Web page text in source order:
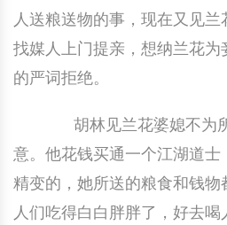
人送粮送物的事，现在又见
找媒人上门提亲，想纳兰花
的严词拒绝。
胡林见兰花婆媳不为
意。他花钱买通一个江湖道士
精变的，她所送的粮食和钱物
人们吃得白白胖胖了，好去喝